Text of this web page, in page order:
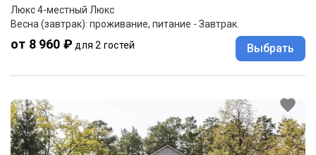
Люкс 4-местный Люкс
Весна (завтрак): проживание, питание - Завтрак.
от 8 960 ₽ для 2 гостей Выбрать